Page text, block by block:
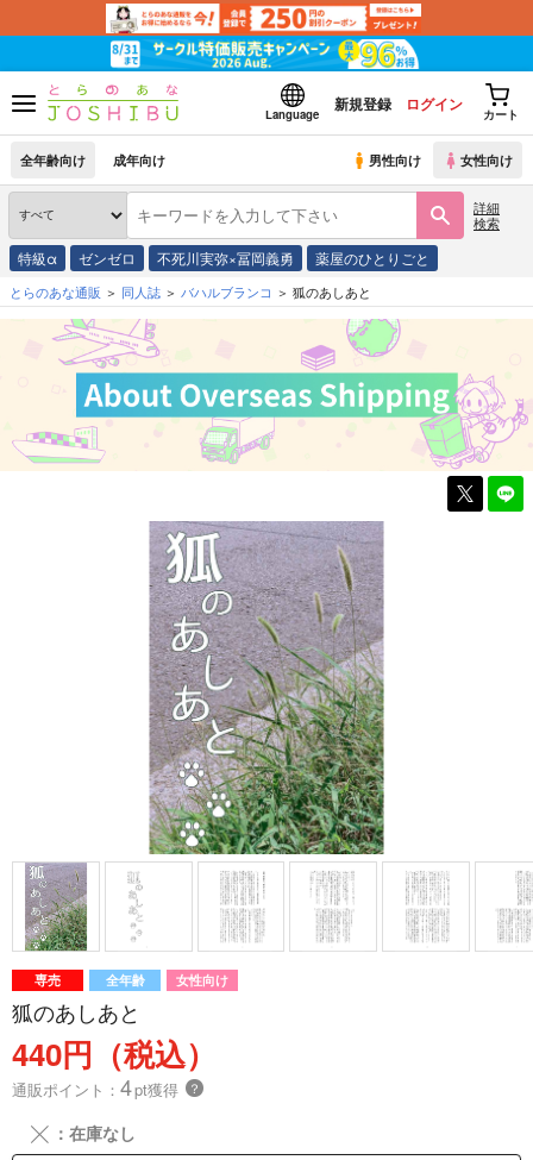
Language
新規登録 ログイン
カート
全年齢向け 成年向け 男性向け 女性向け
詳細
検索
特級α ゼンゼロ 不死川実弥×冨岡義勇 薬屋のひとりごと
とらのあな通販 同人誌 バハルブランコ 狐のあしあと
専売 全年齢 女性向け
狐のあしあと
440円（税込）
通販ポイント： 4pt獲得 ？
╳ ：在庫なし